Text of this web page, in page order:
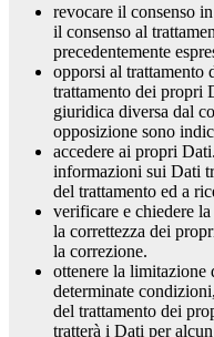
revocare il consenso
il consenso al
precedentemente
opporsi al trattamento
trattamento dei propri
giuridica diversa dal
opposizione sono
accedere ai propri
informazioni sui Dati
del trattamento ed a
verificare e chiedere
la correttezza dei
la correzione.
ottenere la limitazione
determinate
del trattamento dei
tratterà i Dati per